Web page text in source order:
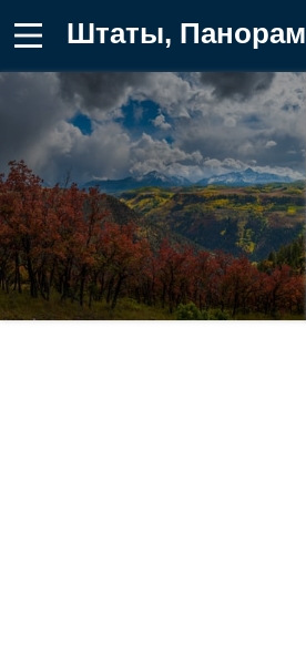
Штаты, Панорама, облачно, осенние Картинка на телефон